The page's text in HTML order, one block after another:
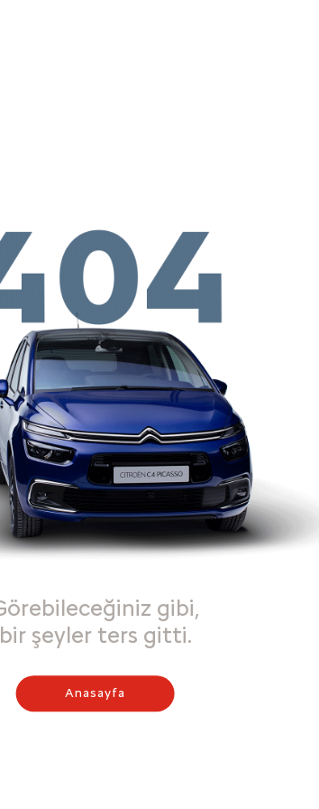
gibi,
bir şeyler ters gitti.
Anasayfa